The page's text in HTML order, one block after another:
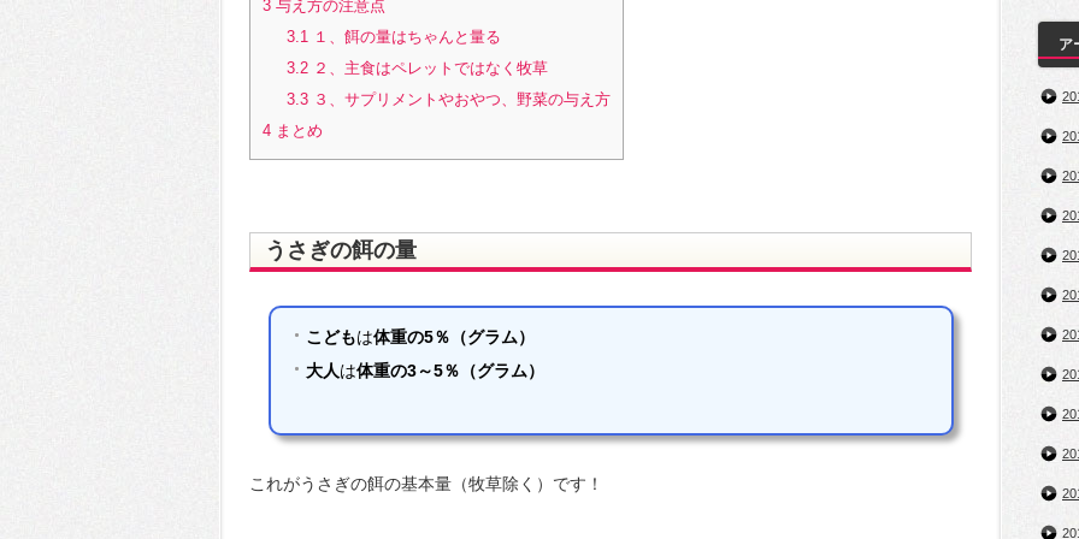
3 与え方の注意点
3.1１、餌の量はちゃんと量る
3.2２、主食はペレットではなく牧草
3.3３、サプリメントやおやつ、野菜の与え方
4 まとめ
うさぎの餌の量
こどもは体重の5％（グラム）
大人は体重の3～5％（グラム）
これがうさぎの餌の基本量（牧草除く）です！
ア